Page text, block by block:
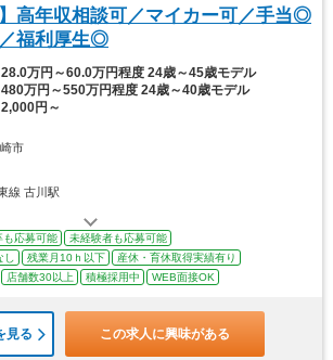
】高年収相談可／マイカー可／手当◎
福利厚生◎
28.0万円～60.0万円程度 24歳～45歳モデル
480万円～550万円程度 24歳～40歳モデル
2,000円～
市
線 古川駅
も応募可能
未経験者も応募可能
残業月10ｈ以下
産休・育休取得実績有り
店舗数30以上 積極採用中 WEB面接OK
見る この求人に興味がある